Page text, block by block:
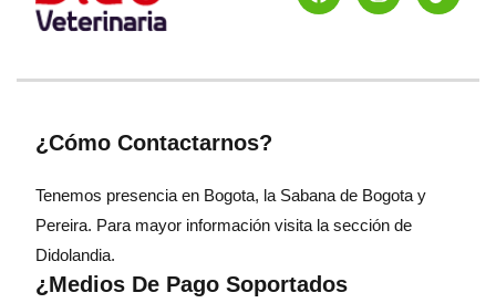
¿Cómo Contactarnos?
Tenemos presencia en Bogota, la Sabana de Bogota y
Pereira. Para mayor información visita la sección de
Didolandia.
¿Medios De Pago Soportados